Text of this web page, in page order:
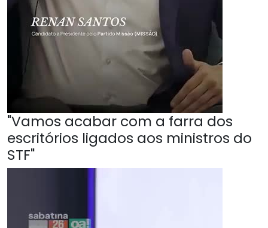
"Vamos acabar com a farra dos
escritórios ligados aos ministros do
STF"